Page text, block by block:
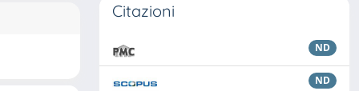
Citazioni
ND
ND